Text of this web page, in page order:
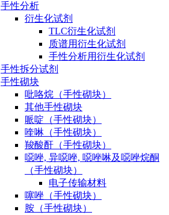
手性分析
衍生化试剂
TLC衍生化试剂
质谱用衍生化试剂
手性分析用衍生化试剂
手性拆分试剂
手性砌块
吡咯烷（手性砌块）
其他手性砌块
哌啶（手性砌块）
喹啉（手性砌块）
羧酸酐（手性砌块）
噁唑, 异噁唑, 噁唑啉及噁唑烷酮
（手性砌块）
电子传输材料
噻唑（手性砌块）
胺（手性砌块）